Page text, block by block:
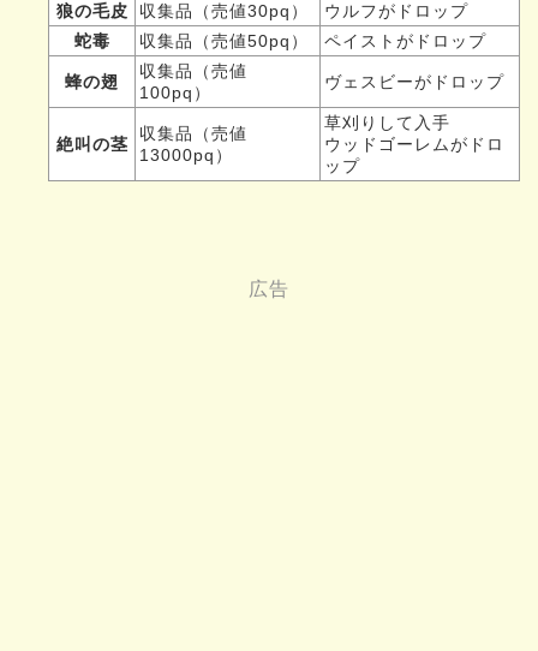
狼の毛皮
収集品（売値30pq）
ウルフがドロップ
蛇毒
収集品（売値50pq） ペイストがドロップ
蜂の翅
収集品（売値
100pq）
ヴェスビーがドロップ
絶叫の茎
収集品（売値
13000pq）
草刈りして入手
ウッドゴーレムがドロ
ップ